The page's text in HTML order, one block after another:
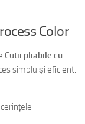
Color
Cutii pliabile cu
simplu și eficient.